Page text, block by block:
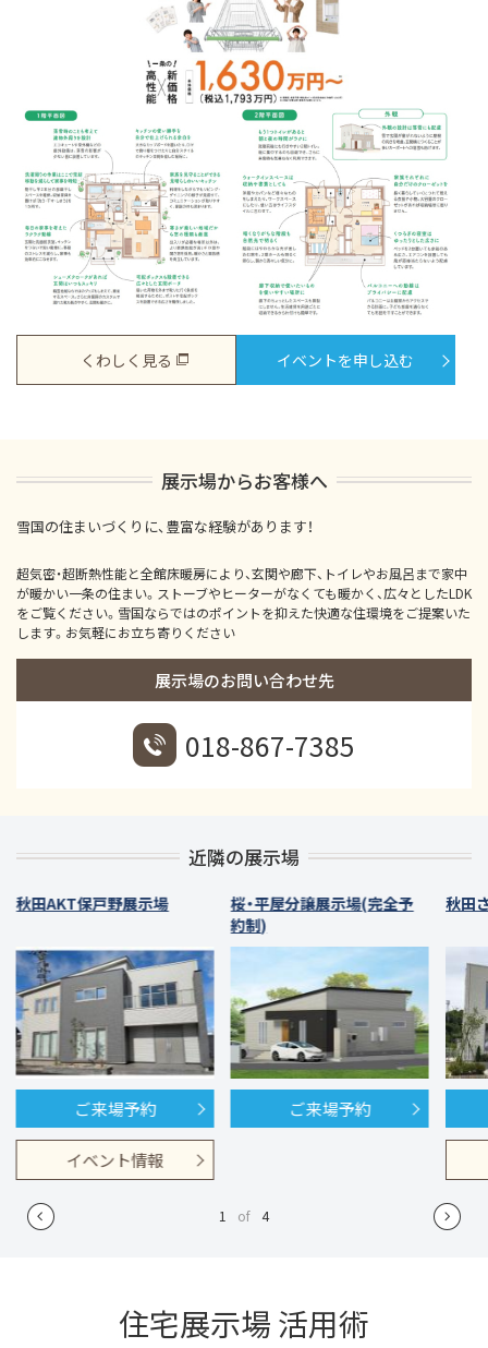
くわしく見る イベントを申し込む
展示場からお客様へ
雪国の住まいづくりに、豊富な経験があります！
超気密・超断熱性能と全館床暖房により、玄関や廊下、トイレやお風呂まで家中
が暖かい一条の住まい。ストーブやヒーターがなくても暖かく、広々としたLDK
をご覧ください。雪国ならではのポイントを抑えた快適な住環境をご提案いた
します。お気軽にお立ち寄りください
展示場のお問い合わせ先
018-867-7385
近隣の展示場
秋田AKT保戸野展示場
ご来場予約
イベント情報
桜・平屋分譲展示場(完全予
約制)
ご来場予約
秋田
1 of 4
住宅展示場 活用術